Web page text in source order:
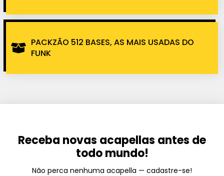
PACKZÃO 512 BASES, AS MAIS USADAS DO
FUNK
Receba novas acapellas antes de
todo mundo!
Não perca nenhuma acapella — cadastre-se!